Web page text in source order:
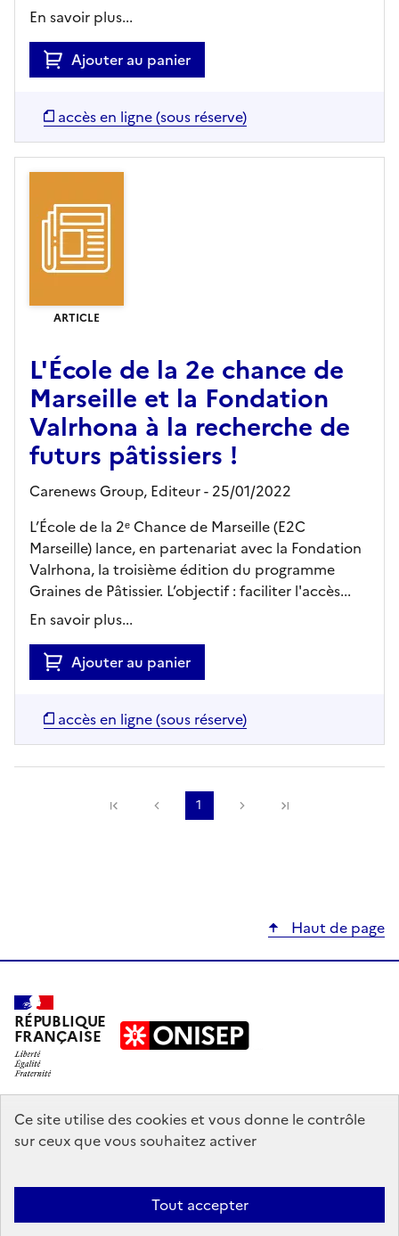
Ce site utilise des cookies et vous donne le contrôle
sur ceux que vous souhaitez activer
Tout accepter
En savoir plus...
Ajouter au panier
accès en ligne (sous réserve)
ARTICLE
L'École de la 2e chance de
Marseille et la Fondation
Valrhona à la recherche de
futurs pâtissiers !
Carenews Group, Editeur- 25/01/2022
L’École de la 2ᵉ Chance de Marseille (E2C
Marseille) lance, en partenariat avec la Fondation
Valrhona, la troisième édition du programme
Graines de Pâtissier. L’objectif : faciliter l'accès...
En savoir plus...
Ajouter au panier
accès en ligne (sous réserve)
Précédente
1 Suivante
Haut de page
RÉPUBLIQUE
FRANÇAISE
education.gouv.fr
enseignementsup-recherche.gouv.fr